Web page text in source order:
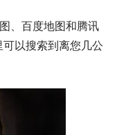
、百度地图和腾讯
以搜索到离您几公